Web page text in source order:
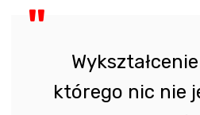
którego nic nie